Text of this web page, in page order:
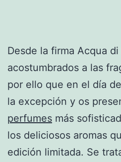
Desde la firma Acqua
acostumbrados a las
por ello que en el día
la excepción y os
perfumes más
los deliciosos aromas
edición limitada. Se